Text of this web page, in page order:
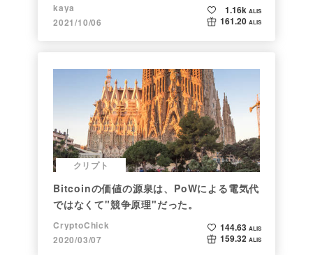
kaya
2021/10/06
1.16k ALIS
161.20 ALIS
クリプト
Bitcoinの価値の源泉は、PoWによる電気代
ではなくて"競争原理"だった。
CryptoChick
2020/03/07
144.63 ALIS
159.32 ALIS